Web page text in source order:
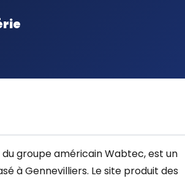
groupe américain Wabtec, est un
à Gennevilliers. Le site produit des